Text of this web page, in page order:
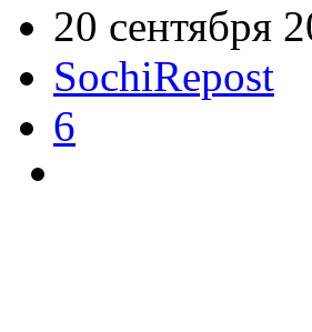
20 сентября
SochiRepost
6